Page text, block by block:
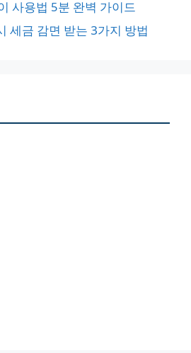
사용법 5분 완벽 가이드
세금 감면 받는 3가지 방법